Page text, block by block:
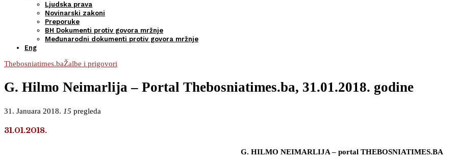
Ljudska prava
Novinarski zakoni
Preporuke
BH Dokumenti protiv govora mržnje
Međunarodni dokumenti protiv govora mržnje
Eng
Thebosniatimes.baŽalbe i prigovori
G. Hilmo Neimarlija – Portal Thebosniatimes.ba, 31.01.2018. godine
31. Januara 2018. 15 pregleda
31.01.2018.
G. HILMO NEIMARLIJA – portal THEBOSNIATIMES.BA